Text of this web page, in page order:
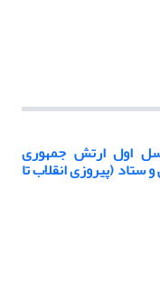
اول ارتش جمهوری
ستاد (پیروزی انقلاب تا